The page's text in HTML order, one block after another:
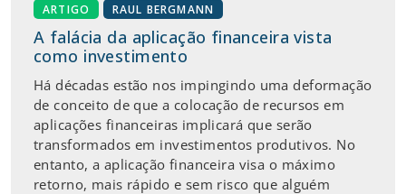
ARTIGO RAUL BERGMANN
A falácia da aplicação financeira vista
como investimento
Há décadas estão nos impingindo uma deformação
de conceito de que a colocação de recursos em
aplicações financeiras implicará que serão
transformados em investimentos produtivos. No
entanto, a aplicação financeira visa o máximo
retorno, mais rápido e sem risco que alguém